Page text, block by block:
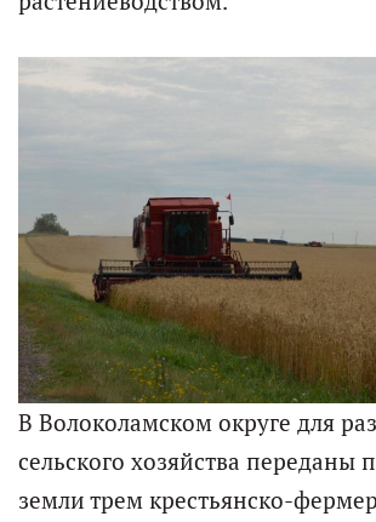
В Волоколамском округе для
сельского хозяйства переданы
земли трем крестьянско-